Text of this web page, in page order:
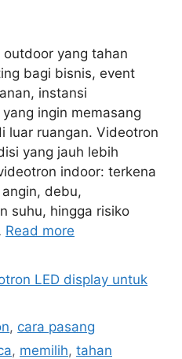
yang tahan
bagi bisnis, event
instansi
ingin memasang
luar ruangan. Videotron
yang jauh lebih
indoor: terkena
debu,
suhu, hingga risiko
Read more
LED display untuk
, cara pasang
, memilih, tahan